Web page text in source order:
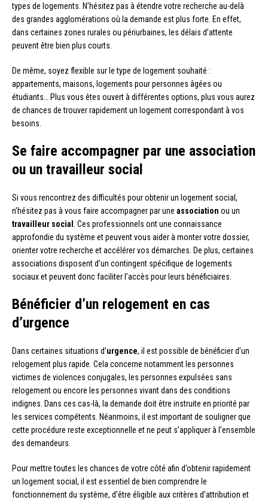
types de logements. N’hésitez pas à étendre votre recherche au-delà
des grandes agglomérations où la demande est plus forte. En effet,
dans certaines zones rurales ou périurbaines, les délais d’attente
peuvent être bien plus courts.
De même, soyez flexible sur le type de logement souhaité :
appartements, maisons, logements pour personnes âgées ou
étudiants… Plus vous êtes ouvert à différentes options, plus vous aurez
de chances de trouver rapidement un logement correspondant à vos
besoins.
Se faire accompagner par une association
ou un travailleur social
Si vous rencontrez des difficultés pour obtenir un logement social,
n’hésitez pas à vous faire accompagner par une association ou un
travailleur social
. Ces professionnels ont une connaissance
approfondie du système et peuvent vous aider à monter votre dossier,
orienter votre recherche et accélérer vos démarches. De plus, certaines
associations disposent d’un contingent spécifique de logements
sociaux et peuvent donc faciliter l’accès pour leurs bénéficiaires.
Bénéficier d’un relogement en cas
d’urgence
Dans certaines situations d’urgence, il est possible de bénéficier d’un
relogement plus rapide. Cela concerne notamment les personnes
victimes de violences conjugales, les personnes expulsées sans
relogement ou encore les personnes vivant dans des conditions
indignes. Dans ces cas-là, la demande doit être instruite en priorité par
les services compétents. Néanmoins, il est important de souligner que
cette procédure reste exceptionnelle et ne peut s’appliquer à l’ensemble
des demandeurs.
Pour mettre toutes les chances de votre côté afin d’obtenir rapidement
un logement social, il est essentiel de bien comprendre le
fonctionnement du système, d’être éligible aux critères d’attribution et